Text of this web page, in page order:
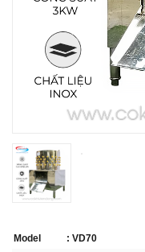
Model
: VD70
THIẾT BỊ BẾP CÔNG
UNCATEGORIZED